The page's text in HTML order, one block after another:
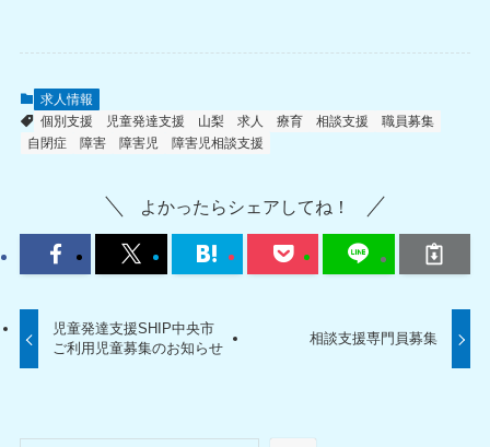
求人情報
個別支援
児童発達支援 山梨 求人 療育 相談支援
職員募集
自閉症
障害 障害児 障害児相談支援
よかったらシェアしてね！
児童発達支援SHIP中央市
ご利用児童募集のお知らせ
相談支援専門員募集